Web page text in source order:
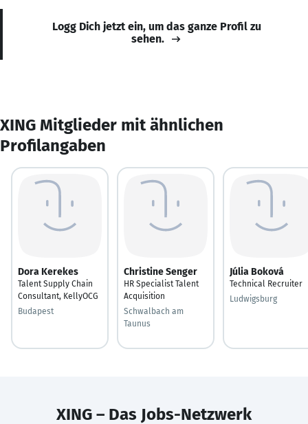
Logg Dich jetzt ein, um das ganze Profil zu
sehen.
XING Mitglieder mit ähnlichen
Profilangaben
Dora Kerekes
Talent Supply Chain
Consultant, KellyOCG
Budapest
Christine Senger
HR Specialist Talent
Acquisition
Schwalbach am
Taunus
Júlia Boková
Technical Recruiter
Ludwigsburg
XING – Das Jobs-Netzwerk